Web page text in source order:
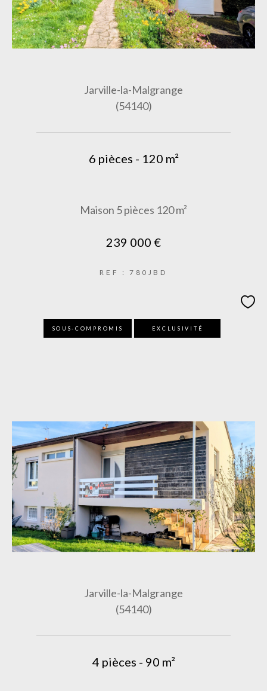
Jarville-la-Malgrange
(54140)
6 pièces - 120 m²
Maison 5 pièces 120 m²
239 000 €
REF : 780JBD
SOUS-COMPROMIS EXCLUSIVITÉ
Jarville-la-Malgrange
(54140)
4 pièces - 90 m²